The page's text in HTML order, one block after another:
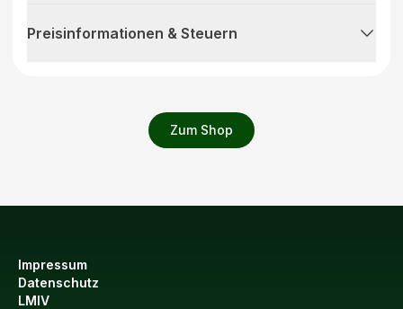
Zum Shop
Preisinformationen & Steuern
Impressum
Datenschutz
LMIV